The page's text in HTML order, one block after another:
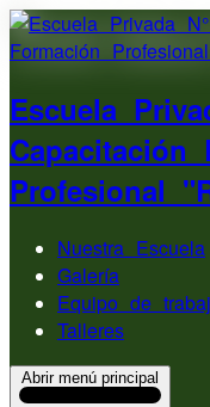
Escuela
Capacitación
Profesional
Nuestra Escuela
Galería
Equipo de
Talleres
Abrir menú principal